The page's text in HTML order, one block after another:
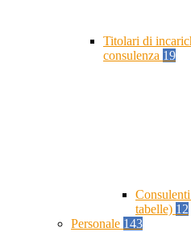
Titolari di
consulenza 19
tabelle) 12
Personale 143